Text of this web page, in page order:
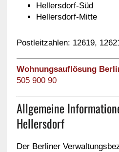
Hellersdorf-Süd
Hellersdorf-Mitte
Postleitzahlen: 12619,
Wohnungsauflösung
505 900 90
Allgemeine
Hellersdorf
Der Berliner